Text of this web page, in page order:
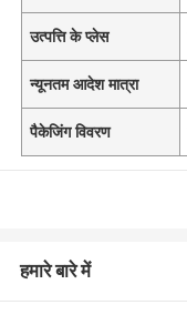
उत्पत्ति के प्लेस
न्यूनतम आदेश मात्रा
पैकेजिंग विवरण
हमारे बारे में